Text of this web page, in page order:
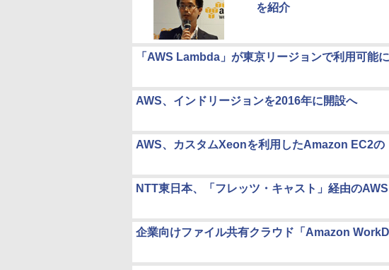
を紹介
「AWS Lambda」が東京リージョンで利用可能に
AWS、インドリージョンを2016年に開設へ
AWS、カスタムXeonを利用したAmazon EC2の
NTT東日本、「フレッツ・キャスト」経由の
企業向けファイル共有クラウド「Amazon